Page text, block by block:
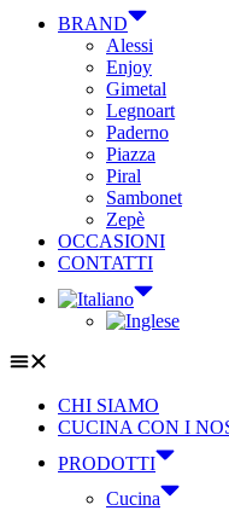
BRAND
Alessi
Enjoy
Gimetal
Legnoart
Paderno
Piazza
Piral
Sambonet
Zepè
OCCASIONI
CONTATTI
CHI SIAMO
CUCINA CON I
PRODOTTI
Cucina